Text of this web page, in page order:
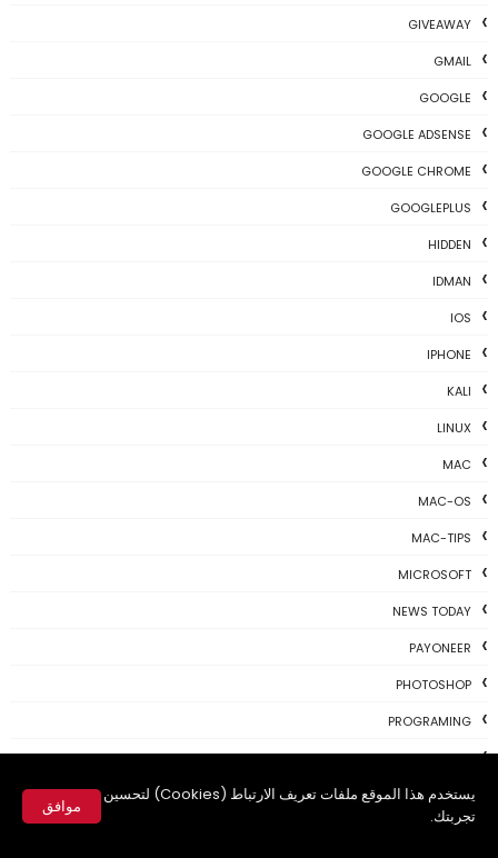
يستخدم هذا الموقع ملفات تعريف الارتباط (Cookies) لتحسين
تجربتك.
موافق
GIVEAWAY
GMAIL
GOOGLE
GOOGLE ADSENSE
GOOGLE CHROME
GOOGLEPLUS
HIDDEN
IDMAN
IOS
IPHONE
KALI
LINUX
MAC
MAC-OS
MAC-TIPS
MICROSOFT
NEWS TODAY
PAYONEER
PHOTOSHOP
PROGRAMING
PROGRAMS
REVIEWS